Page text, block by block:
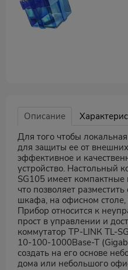
Описание
Для того чтобы
для защиты ее от внешних
эффективное и
устройство. Настольный
SG105 имеет
что позволяет
шкафа, на офисном
Прибор относится к
прост в управлении и
коммутатор ТР-LINК ТL-
10-100-1000Ваsе-Т
создать на его основе
дома или небольшого